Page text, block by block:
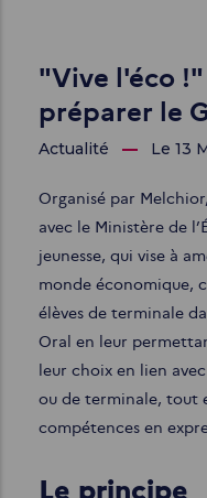
"Vive l'éco
préparer le
Actualité Le 13
Organisé par
avec le Ministère de
jeunesse, qui vise à
monde économique,
élèves de terminale
Oral en leur
leur choix en lien
ou de terminale, tout
compétences en
Le principe